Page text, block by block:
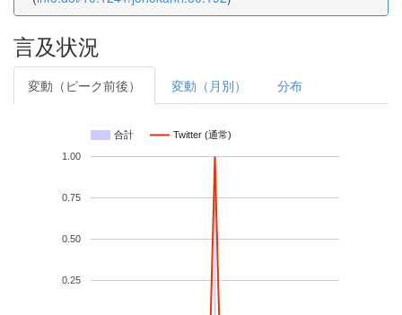
言及状況
変動（ピーク前後） 変動（月別） 分布
合計 Twitter (通常)
0.25
0.50
0.75
1.00